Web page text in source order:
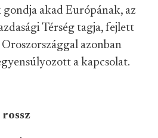
akad Európának, az
Térség tagja, fejlett
azonban
a kapcsolat.